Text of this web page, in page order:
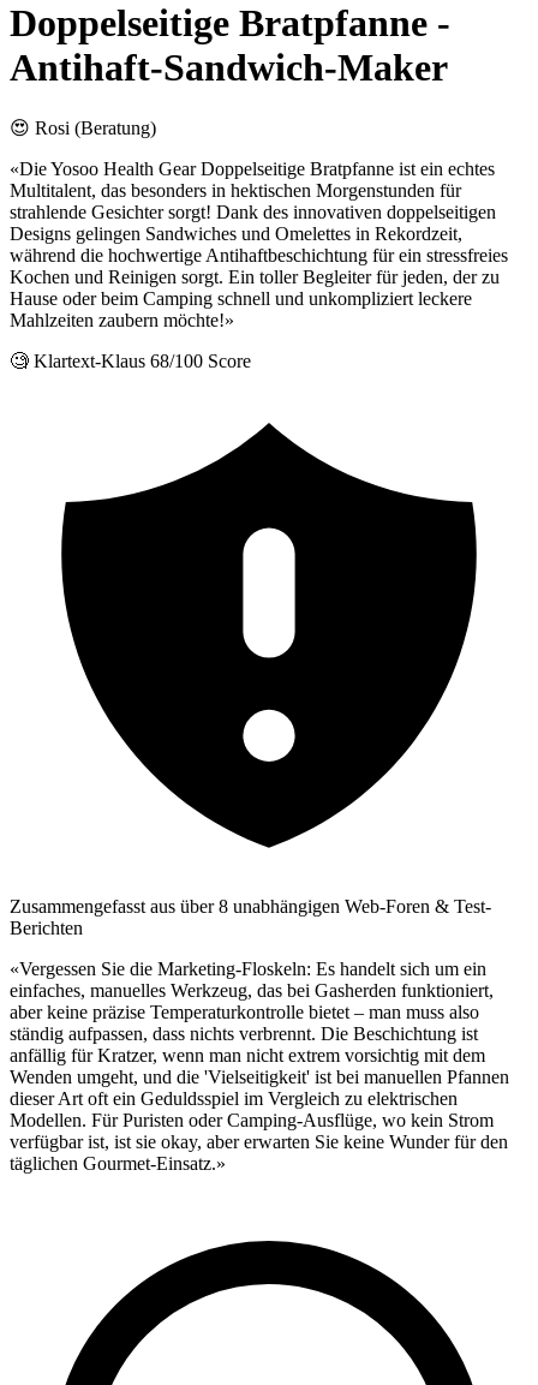
Doppelseitige Bratpfanne -
Antihaft-Sandwich-Maker
😍 Rosi (Beratung)
«Die Yosoo Health Gear Doppelseitige Bratpfanne ist ein echtes
Multitalent, das besonders in hektischen Morgenstunden für
strahlende Gesichter sorgt! Dank des innovativen doppelseitigen
Designs gelingen Sandwiches und Omelettes in Rekordzeit,
während die hochwertige Antihaftbeschichtung für ein stressfreies
Kochen und Reinigen sorgt. Ein toller Begleiter für jeden, der zu
Hause oder beim Camping schnell und unkompliziert leckere
Mahlzeiten zaubern möchte!»
🧐 Klartext-Klaus 68/100 Score
Zusammengefasst aus über 8 unabhängigen Web-Foren & Test-
Berichten
«Vergessen Sie die Marketing-Floskeln: Es handelt sich um ein
einfaches, manuelles Werkzeug, das bei Gasherden funktioniert,
aber keine präzise Temperaturkontrolle bietet – man muss also
ständig aufpassen, dass nichts verbrennt. Die Beschichtung ist
anfällig für Kratzer, wenn man nicht extrem vorsichtig mit dem
Wenden umgeht, und die 'Vielseitigkeit' ist bei manuellen Pfannen
dieser Art oft ein Geduldsspiel im Vergleich zu elektrischen
Modellen. Für Puristen oder Camping-Ausflüge, wo kein Strom
verfügbar ist, ist sie okay, aber erwarten Sie keine Wunder für den
täglichen Gourmet-Einsatz.»